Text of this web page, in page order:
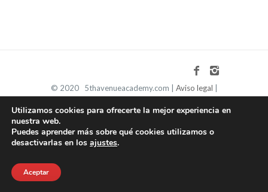
© 2020 5thavenueacademy.com | Aviso legal
Utilizamos cookies para ofrecerte la mejor experiencia en
nuestra web.
Puedes aprender más sobre qué cookies utilizamos o
desactivarlas en los ajustes.
Aceptar